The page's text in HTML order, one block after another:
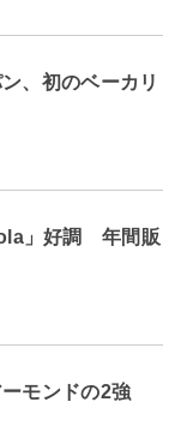
、初のベーカリ
」好調 年間販
ーモンドの2強